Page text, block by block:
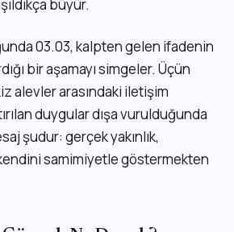
büyür.
03.03, kalpten gelen ifadenin
bir aşamayı simgeler. Üçün
alevler arasındaki iletişim
duygular dışa vurulduğunda
şudur: gerçek yakınlık,
samimiyetle göstermekten